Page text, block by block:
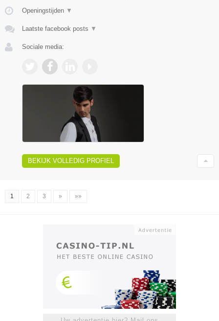
Openingstijden ▼
Laatste facebook posts ▼
Sociale media:
BEKIJK VOLLEDIG PROFIEL
1 2 3 » »»